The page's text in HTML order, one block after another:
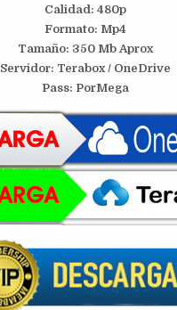
Calidad: 480p
Formato: Mp4
Tamaño: 350 Mb Aprox
Servidor: Terabox / OneDrive
Pass: PorMega